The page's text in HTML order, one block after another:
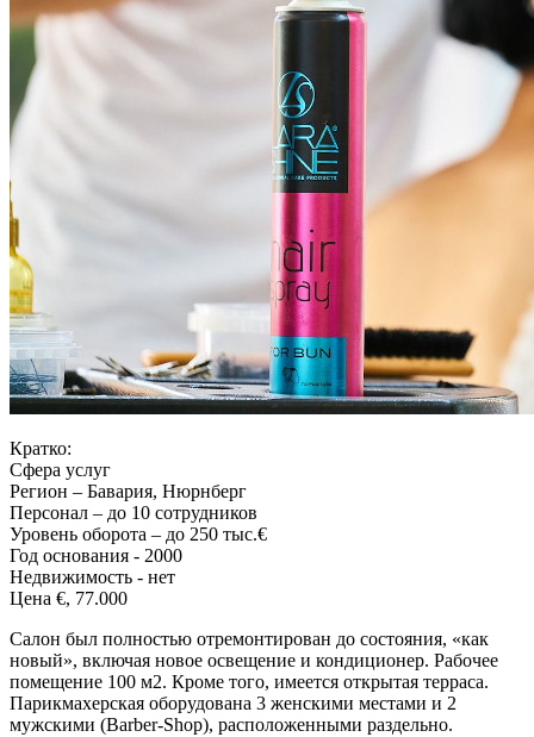
Кратко:
Сфера услуг
Регион – Бавария, Нюрнберг
Персонал – до 10 сотрудников
Уровень оборота – до 250 тыс.€
Год основания - 2000
Недвижимость - нет
Цена €, 77.000
Салон был полностью отремонтирован до состояния, «как
новый», включая новое освещение и кондиционер. Рабочее
помещение 100 м2. Кроме того, имеется открытая терраса.
Парикмахерская оборудована 3 женскими местами и 2
мужскими (Barber-Shop), расположенными раздельно.